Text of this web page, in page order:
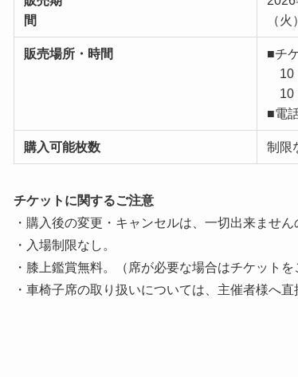
間
販売場所・時間
■チ
10
10
■電
購入可能枚数 制限
チケットに関するご注意
・購入後の変更・キャンセルは、一切出来ません
・入場制限なし。
・膝上鑑賞無料。（席が必要な場合はチケットを
・車椅子席の取り扱いについては、主催者様へ直